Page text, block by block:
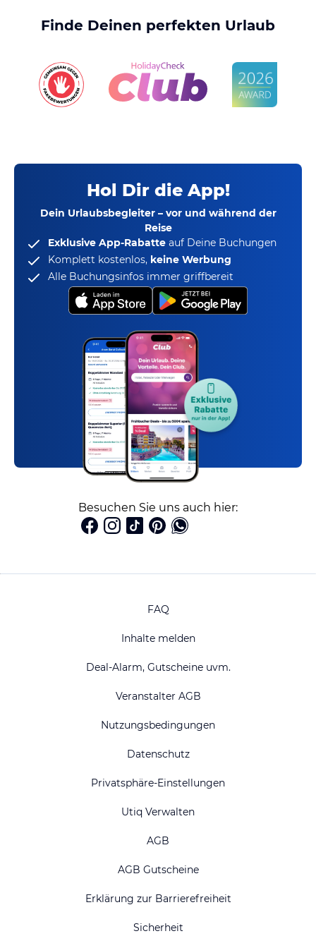
Finde Deinen perfekten Urlaub
Hol Dir die App!
Dein Urlaubsbegleiter – vor und während der
Reise
Exklusive App-Rabatte auf Deine Buchungen
Komplett kostenlos, keine Werbung
Alle Buchungsinfos immer griffbereit
Besuchen Sie uns auch hier:
FAQ
Inhalte melden
Deal-Alarm, Gutscheine uvm.
Veranstalter AGB
Nutzungsbedingungen
Datenschutz
Privatsphäre-Einstellungen
Utiq Verwalten
AGB
AGB Gutscheine
Erklärung zur Barrierefreiheit
Sicherheit